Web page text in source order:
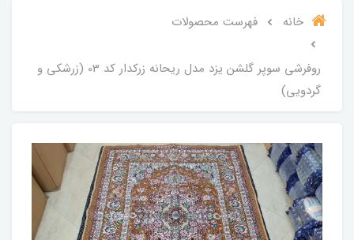
خانه فهرست محصولات
روفرشی سوپر گلشن یزد مدل ریحانه زرکدار کد 03 (زرشکی و
گردویی)